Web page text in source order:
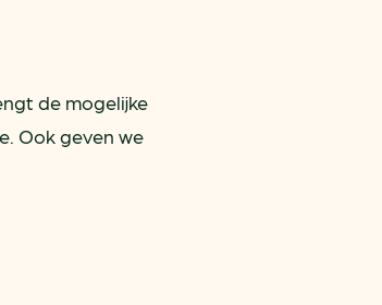
de mogelijke
Ook geven we